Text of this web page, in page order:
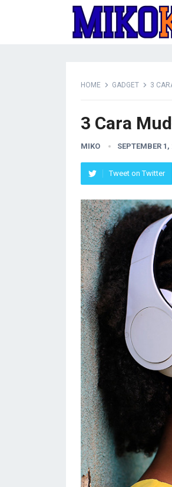
HOME GADGET 3
3 Cara
MIKO SEPTEMBER 1,
Tweet on Twitter